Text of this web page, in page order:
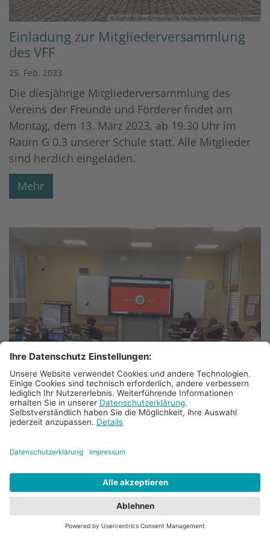
© Bischöfliches Gymnasium St. Ursula Geilenkirchen (Ute Haupts)
Einladung zur Mitgliederversammlung
des VFF
25. Feb. 2023
Die diesjährige Mitgliederversammlung des
Vereins der Freunde und Förderer findet am
Montag, dem 13. März 2023, ab 19.30 Uhr im
Raum G 0.3 unserer Schule statt. Alle Mitglieder
sind herzlich eingeladen.
Mehr
© Bischöfliches Gymnasium St. Ursula Geilenkirchen (Brigitte Reymer)
Medien-Präventionsprojekt „Innocence
in Danger“ am Bischöflichen
Im Rahmen der Prävention gegen sexualisierte
Gewalt mittels digitaler Medien wurden Anfang
Februar alle Schülerinnen und Schüler der
Jahrgangsstufe 6 des Gymnasiums Sankt Ursula